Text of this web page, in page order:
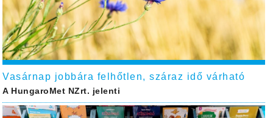
Vasárnap jobbára felhőtlen, száraz idő várható
A HungaroMet NZrt. jelenti